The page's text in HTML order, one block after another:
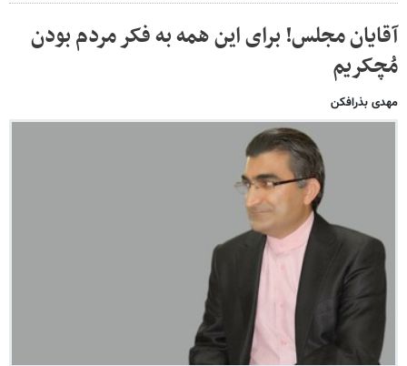
آقایان مجلس! برای این همه به فکر مردم بودن
مُچکریم
مهدی بذرافکن